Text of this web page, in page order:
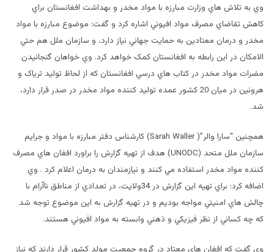
وي به تلاش هاي وزارت مبارزه با مواد مخدر و بهداشت افغانستان براي
کاهش تقاضاي مصرف مواد افيوني اشاره کرد و گفت: موضوع مبارزه با مواد
مخدر و درمان معتادين به حمايت جهاني نياز دارد، و سازمان ملل هم حتي
الامکان در اين رابطه به افغانستان کمک خواهد کرد. وي خواهان گنجانيدن
مضرات مواد مخدر در کتاب هاي درسي افغانستان که از لحاظ توليد ترياک و
هروئين در ميان 20 کشور عمده توليد کننده مواد مخدر در صدر قرار دارد،
شد.
همچنين “سارا والر”( Sarah Waller) کارشناس دفتر مبارزه با مواد و جرايم
سازمان ملل متحد (UNODC) هدف از تهيه گزارش را براورد افغان هاي مصرف
کننده مواد مخدر استفاده مي کنند و نيازمندان به درمان اعلام کرد . وي
اضافه کرد: براي تهيه اين گزارش در 34ولايت، در تعدادي از مناطق ناآرام با
چالش هاي امنيتي مواجه بوديم و در تهيه گزارش به اين موضوع توجه شد
که چه کساني از نظر فيزيکي و ذهني وابسته به مواد افيوني هستند.